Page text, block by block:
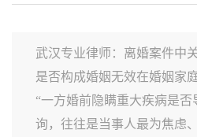
武汉专业律师：离婚案件中
是否构成婚姻无效在婚姻家
“一方婚前隐瞒重大疾病是否
询，往往是当事人最为焦虑